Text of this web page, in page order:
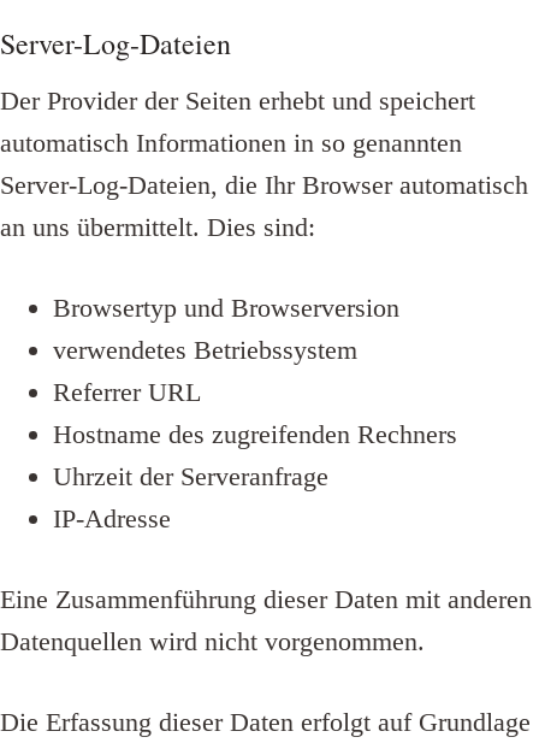
Server-Log-Dateien
Der Provider der Seiten erhebt und speichert
automatisch Informationen in so genannten
Server-Log-Dateien, die Ihr Browser automatisch
an uns übermittelt. Dies sind:
Browsertyp und Browserversion
verwendetes Betriebssystem
Referrer URL
Hostname des zugreifenden Rechners
Uhrzeit der Serveranfrage
IP-Adresse
Eine Zusammenführung dieser Daten mit anderen
Datenquellen wird nicht vorgenommen.
Die Erfassung dieser Daten erfolgt auf Grundlage